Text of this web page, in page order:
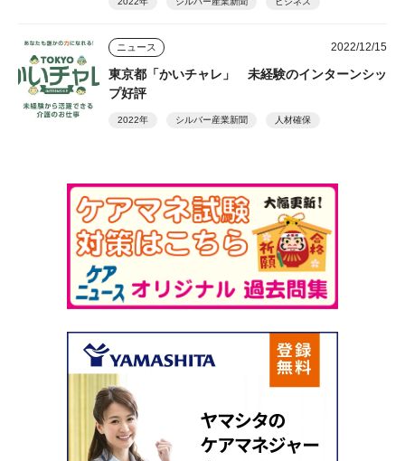
ニュース 2022/12/15
東京都「かいチャレ」 未経験のインターンシッ
プ好評
2022年 シルバー産業新聞 人材確保